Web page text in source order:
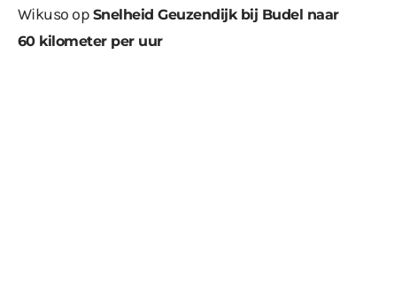
Wikuso op Snelheid Geuzendijk bij Budel naar
60 kilometer per uur